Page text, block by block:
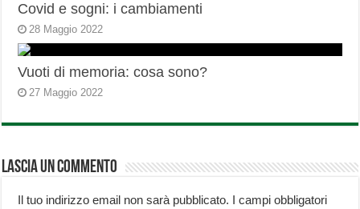
Covid e sogni: i cambiamenti
28 Maggio 2022
Vuoti di memoria: cosa sono?
27 Maggio 2022
Lascia un commento
Il tuo indirizzo email non sarà pubblicato. I campi obbligatori